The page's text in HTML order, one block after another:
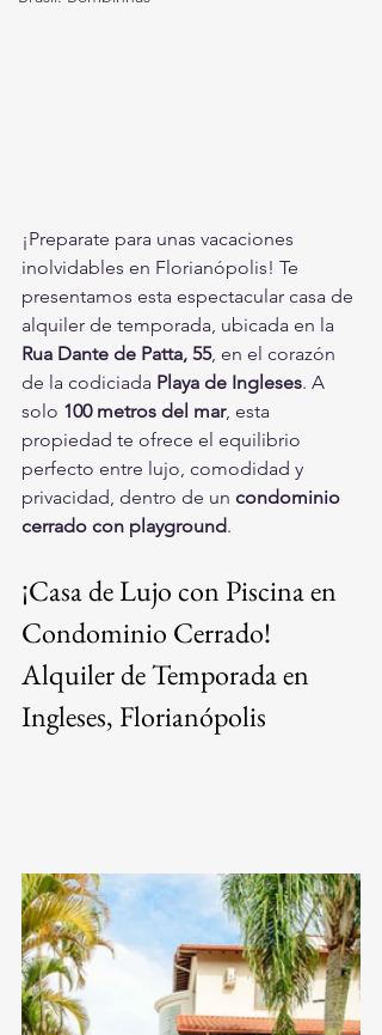
¡Preparate para unas vacaciones
inolvidables en Florianópolis! Te
presentamos esta espectacular casa de
alquiler de temporada, ubicada en la
Rua Dante de Patta, 55, en el corazón
de la codiciada Playa de Ingleses. A
solo 100 metros del mar, esta
propiedad te ofrece el equilibrio
perfecto entre lujo, comodidad y
privacidad, dentro de un condominio
cerrado con playground.
¡Casa de Lujo con Piscina en
Condominio Cerrado!
Alquiler de Temporada en
Ingleses, Florianópolis